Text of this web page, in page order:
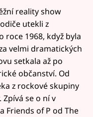
reality show
utekli z
roce 1968, když byla
velmi dramatických
setkala až po
občanství. Od
z rockové skupiny
Zpívá se o ní v
Friends of P od The